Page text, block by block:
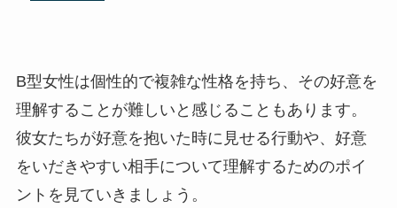
B型女性は個性的で複雑な性格を持ち、その好意を
理解することが難しいと感じることもあります。
彼女たちが好意を抱いた時に見せる行動や、好意
をいだきやすい相手について理解するためのポイ
ントを見ていきましょう。